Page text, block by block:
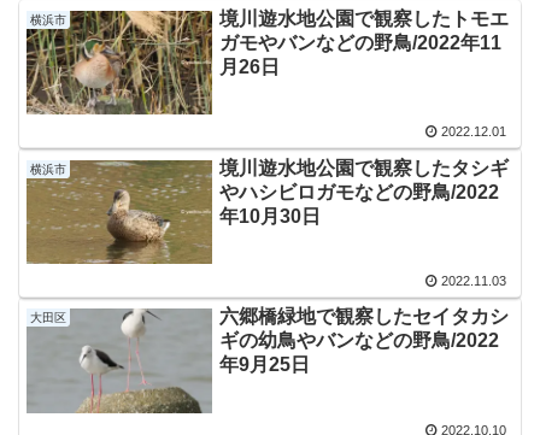
横浜市
境川遊水地公園で観察したトモエ
ガモやバンなどの野鳥/2022年11
月26日
2022.12.01
横浜市
境川遊水地公園で観察したタシギ
やハシビロガモなどの野鳥/2022
年10月30日
2022.11.03
大田区
六郷橋緑地で観察したセイタカシ
ギの幼鳥やバンなどの野鳥/2022
年9月25日
2022.10.10